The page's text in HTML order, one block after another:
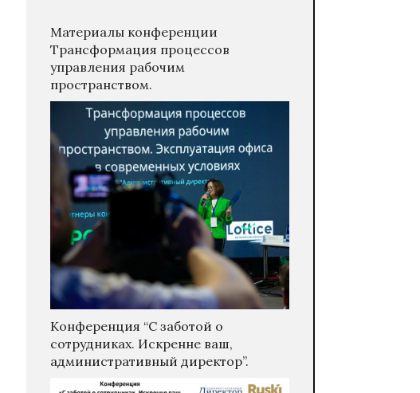
Материалы конференции
Трансформация процессов
управления рабочим
пространством.
Конференция “С заботой о
сотрудниках. Искренне ваш,
административный директор”.